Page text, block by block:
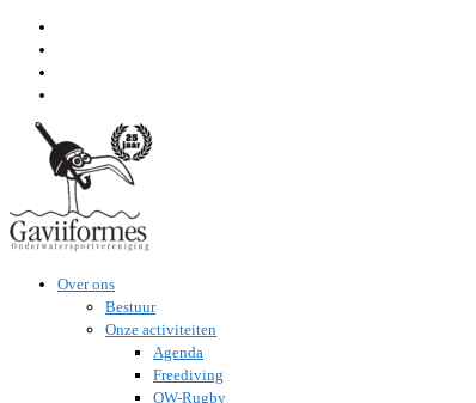
inhoud
Over ons
Bestuur
Onze activiteiten
Agenda
Freediving
OW-Rugby